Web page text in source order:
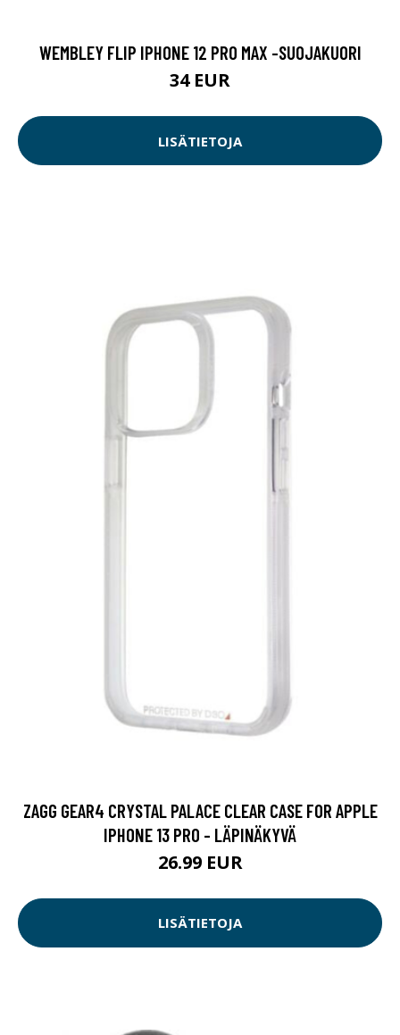
WEMBLEY FLIP IPHONE 12 PRO MAX -SUOJAKUORI
34 EUR
LISÄTIETOJA
ZAGG GEAR4 CRYSTAL PALACE CLEAR CASE FOR APPLE
IPHONE 13 PRO - LÄPINÄKYVÄ
26.99 EUR
LISÄTIETOJA